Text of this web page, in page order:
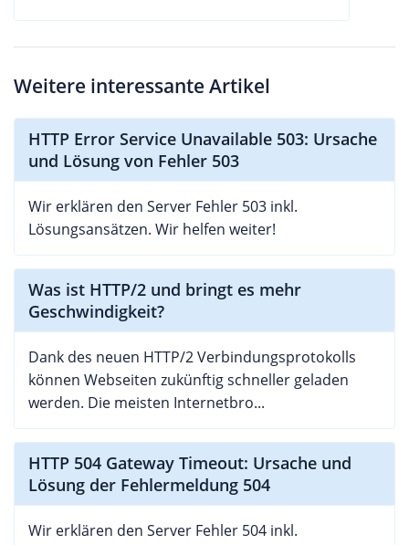
Weitere interessante Artikel
HTTP Error Service Unavailable 503: Ursache
und Lösung von Fehler 503
Wir erklären den Server Fehler 503 inkl.
Lösungsansätzen. Wir helfen weiter!
Was ist HTTP/2 und bringt es mehr
Geschwindigkeit?
Dank des neuen HTTP/2 Verbindungsprotokolls
können Webseiten zukünftig schneller geladen
werden. Die meisten Internetbro...
HTTP 504 Gateway Timeout: Ursache und
Lösung der Fehlermeldung 504
Wir erklären den Server Fehler 504 inkl.